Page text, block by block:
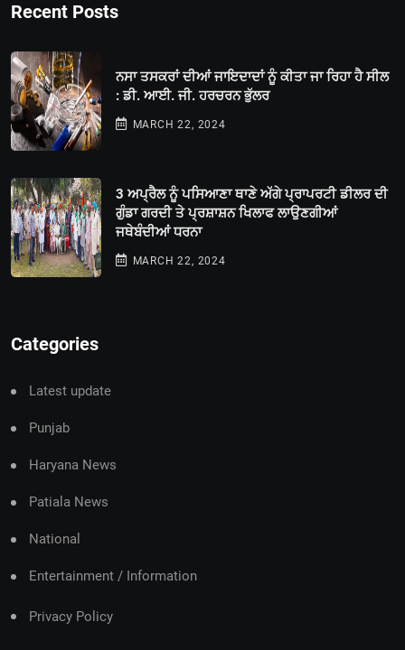
Recent Posts
ਨਸਾ ਤਸਕਰਾਂ ਦੀਆਂ ਜਾਇਦਾਦਾਂ ਨੂੰ ਕੀਤਾ ਜਾ ਰਿਹਾ ਹੈ ਸੀਲ
: ਡੀ. ਆਈ. ਜੀ. ਹਰਚਰਨ ਭੁੱਲਰ
MARCH 22, 2024
3 ਅਪ੍ਰੈਲ ਨੂੰ ਪਸਿਆਣਾ ਥਾਣੇ ਅੱਗੇ ਪ੍ਰਾਪਰਟੀ ਡੀਲਰ ਦੀ
ਗੁੰਡਾ ਗਰਦੀ ਤੇ ਪ੍ਰਸ਼ਾਸ਼ਨ ਖਿਲਾਫ ਲਾਉਣਗੀਆਂ
ਜਥੇਬੰਦੀਆਂ ਧਰਨਾ
MARCH 22, 2024
Categories
Latest update
Punjab
Haryana News
Patiala News
National
Entertainment / Information
Privacy Policy